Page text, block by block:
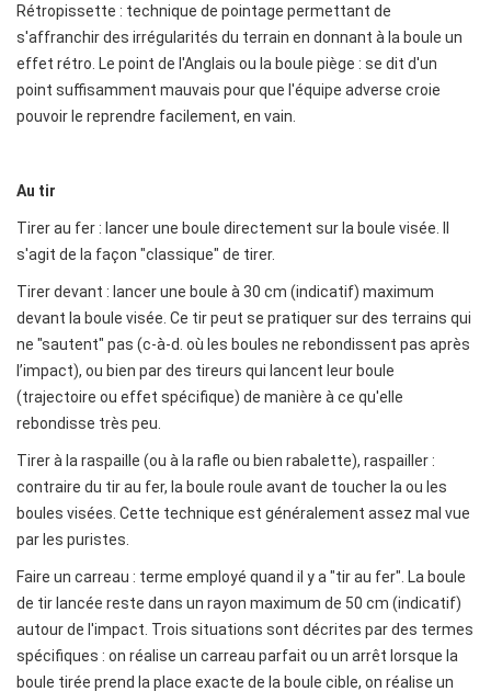
Rétropissette : technique de pointage permettant de
s'affranchir des irrégularités du terrain en donnant à la boule un
effet rétro. Le point de l'Anglais ou la boule piège : se dit d'un
point suffisamment mauvais pour que l'équipe adverse croie
pouvoir le reprendre facilement, en vain.
Au tir
Tirer au fer : lancer une boule directement sur la boule visée. Il
s'agit de la façon "classique" de tirer.
Tirer devant : lancer une boule à 30 cm (indicatif) maximum
devant la boule visée. Ce tir peut se pratiquer sur des terrains qui
ne "sautent" pas (c-à-d. où les boules ne rebondissent pas après
l’impact), ou bien par des tireurs qui lancent leur boule
(trajectoire ou effet spécifique) de manière à ce qu'elle
rebondisse très peu.
Tirer à la raspaille (ou à la rafle ou bien rabalette), raspailler :
contraire du tir au fer, la boule roule avant de toucher la ou les
boules visées. Cette technique est généralement assez mal vue
par les puristes.
Faire un carreau : terme employé quand il y a "tir au fer". La boule
de tir lancée reste dans un rayon maximum de 50 cm (indicatif)
autour de l'impact. Trois situations sont décrites par des termes
spécifiques : on réalise un carreau parfait ou un arrêt lorsque la
boule tirée prend la place exacte de la boule cible, on réalise un